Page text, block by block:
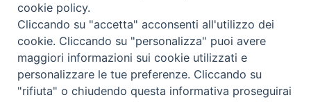
Viale Cristoforo Colombo, 101 - 71121 FOGGIA
Tel. e Fax 0881-727469
E-mail:segreteria@issr.foggia.it
cookie policy.
Cliccando su "accetta" acconsenti all'utilizzo dei
cookie. Cliccando su "personalizza" puoi avere
maggiori informazioni sui cookie utilizzati e
personalizzare le tue preferenze. Cliccando su
"rifiuta" o chiudendo questa informativa proseguirai